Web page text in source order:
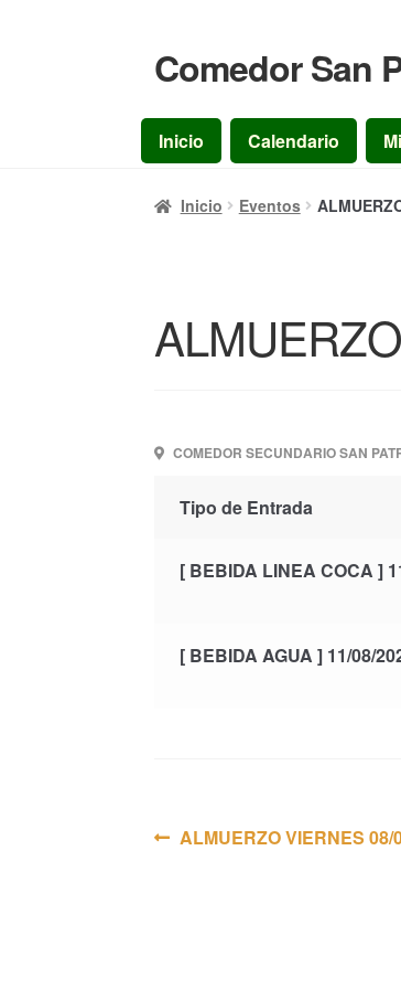
Ir
a
la
navegación
Ir
al
contenido
Comedor San
Inicio Calendario
Inicio Eventos
COMEDOR SECUNDARIO SAN
Tipo de Entrada
[ BEBIDA LINEA COCA ]
[ BEBIDA AGUA ] 11/08/
Navegación
Anterior:
ALMUERZO VIERNES 08/